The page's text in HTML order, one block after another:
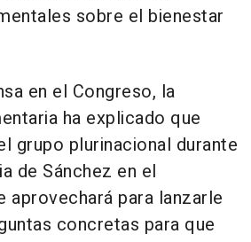
sobre el bienestar
en el Congreso, la
ha explicado que
grupo plurinacional durante
de Sánchez en el
aprovechará para lanzarle
concretas para que